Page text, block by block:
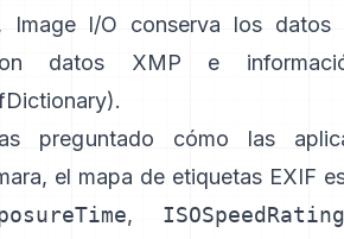
Image I/O conserva los datos
datos XMP e
).
preguntado cómo las
el mapa de etiquetas EXIF
,